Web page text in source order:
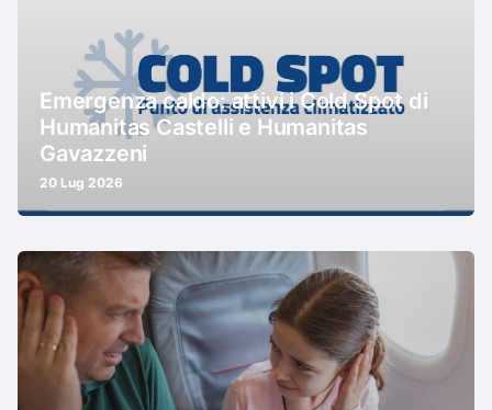
Emergenza caldo: attivi i Cold Spot di
Humanitas Castelli e Humanitas
Gavazzeni
20 Lug 2026